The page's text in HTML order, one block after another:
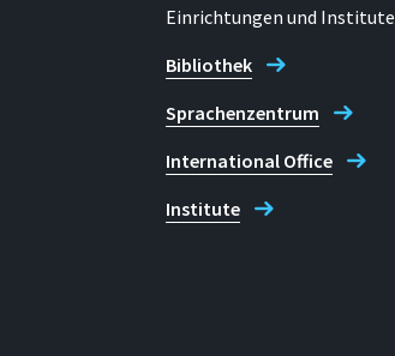
Einrichtungen und Institute
Bibliothek
Sprachenzentrum
International Office
Institute